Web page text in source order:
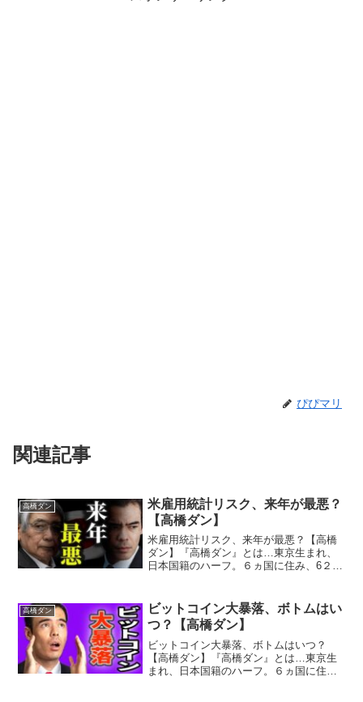
ぴぴマリ
関連記事
高橋ダン
米雇用統計リスク、来年が最悪？
【高橋ダン】
米雇用統計リスク、来年が最悪？【高橋
ダン】『高橋ダン』とは…東京生まれ、
日本国籍のハーフ。６ヵ国に住み、6２国
ンシップ従事。２６歳でメンターとヘッ
ジファンド立ち上げ、３...
高橋ダン
ビットコイン大暴落、ボトムはい
つ？【高橋ダン】
ビットコイン大暴落、ボトムはいつ？
【高橋ダン】『高橋ダン』とは…東京生
まれ、日本国籍のハーフ。６ヵ国に住